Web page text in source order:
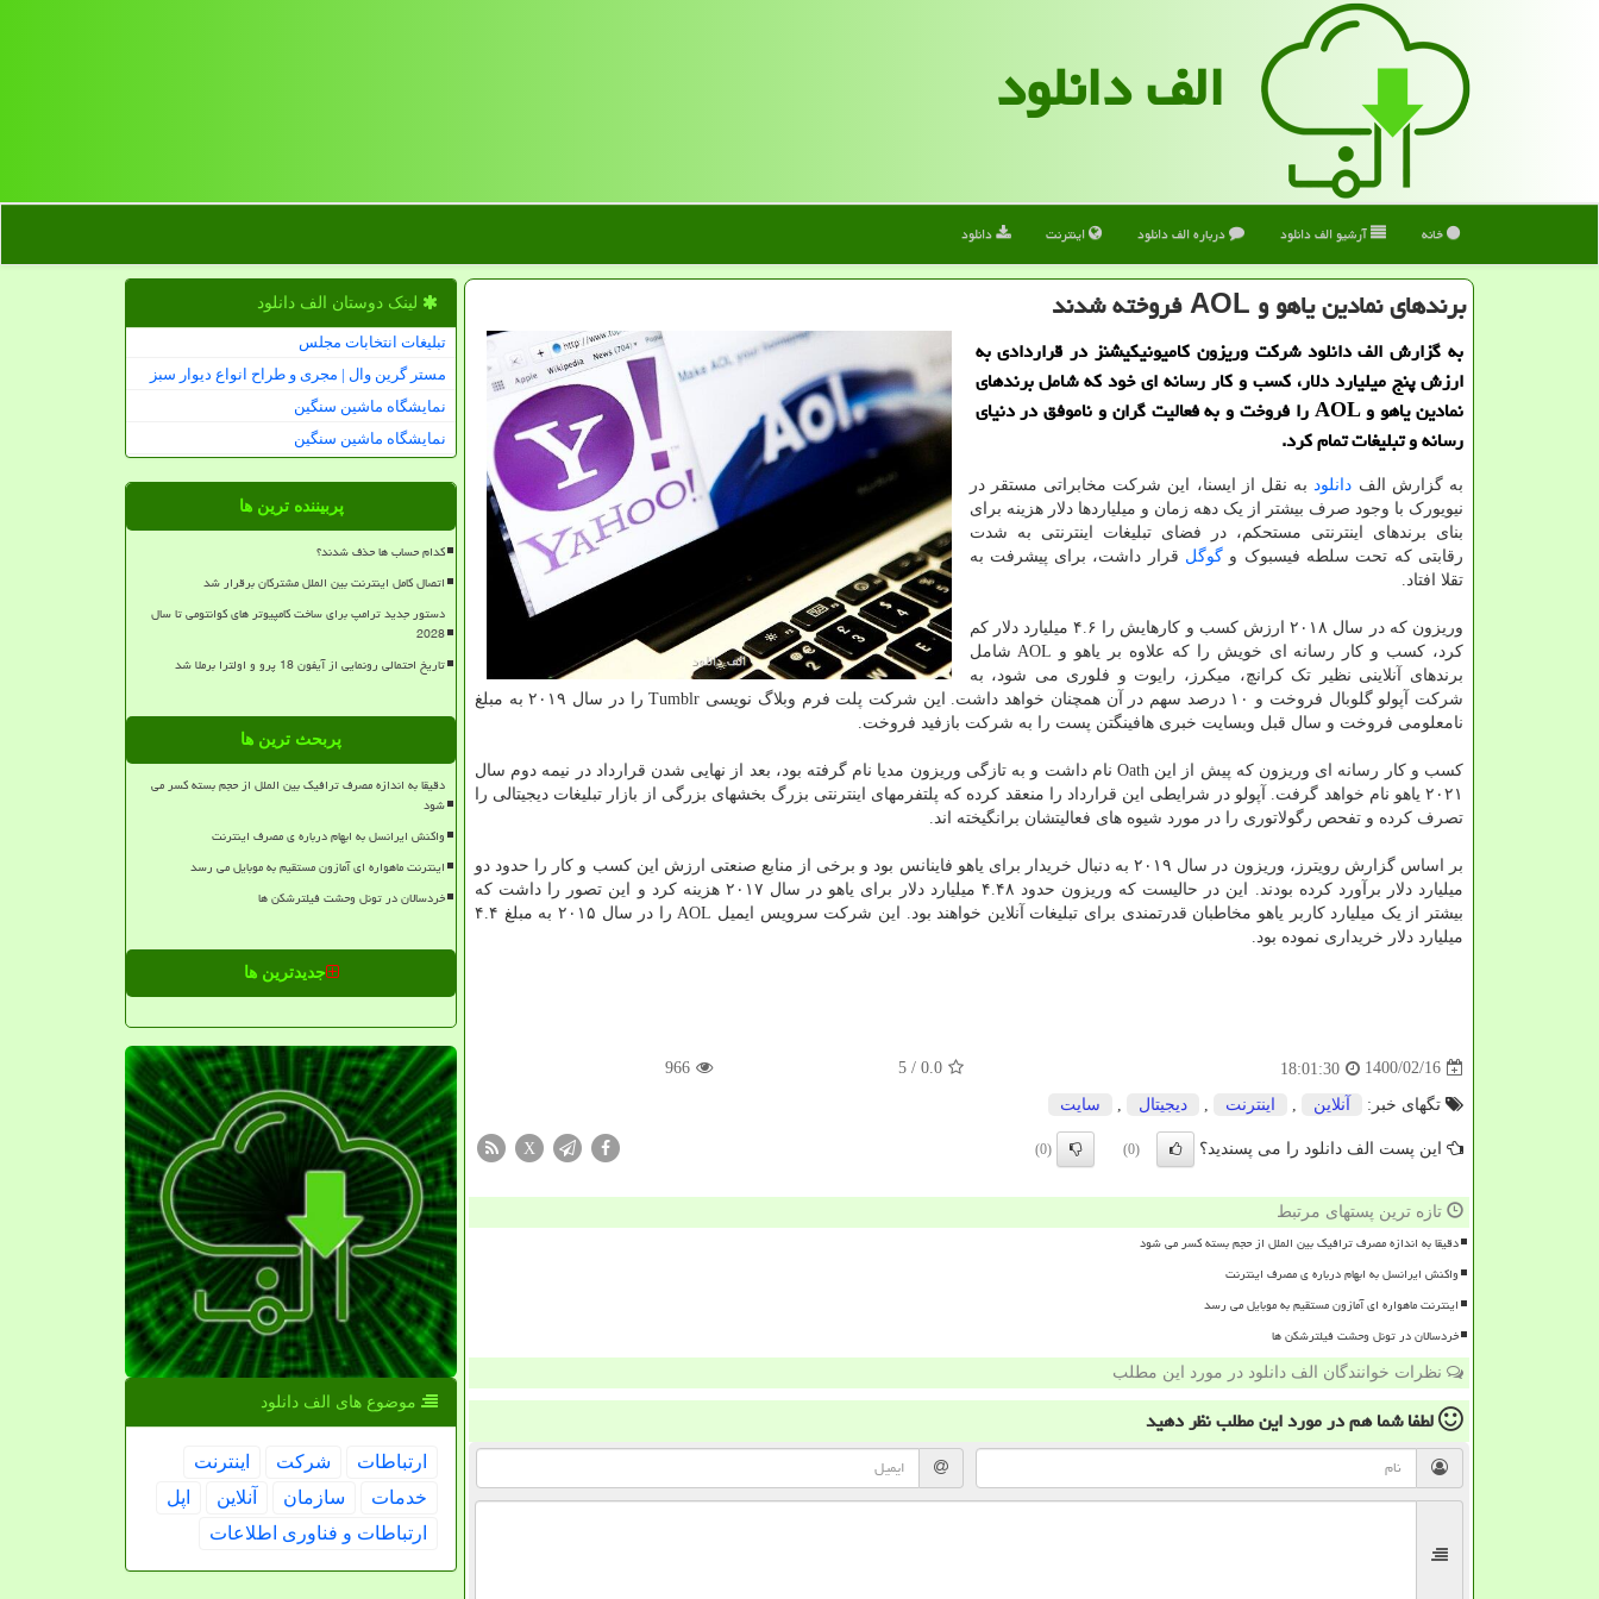
الف دانلود
خانه آرشیو الف دانلود درباره الف دانلود اینترنت دانلود
برندهای نمادین یاهو و AOL فروخته شدند
به گزارش الف دانلود شرکت وریزون کامیونیکیشنز در قراردادی به
ارزش پنج میلیارد دلار، کسب و کار رسانه ای خود که شامل برندهای
نمادین یاهو و AOL را فروخت و به فعالیت گران و ناموفق در دنیای
رسانه و تبلیغات تمام کرد.
به گزارش الف دانلودبه نقل از ایسنا، این شرکت مخابراتی مستقر در
نیویورک با وجود صرف بیشتر از یک دهه زمان و میلیاردها دلار هزینه برای
بنای برندهای اینترنتی مستحکم، در فضای تبلیغات اینترنتی به شدت
رقابتی که تحت سلطه فیسبوک و گوگل قرار داشت، برای پیشرفت به
تقلا افتاد.
وریزون که در سال ۲۰۱۸ ارزش کسب و کارهایش را ۴.۶ میلیارد دلار کم
کرد، کسب و کار رسانه ای خویش را که علاوه بر یاهو و AOL شامل
برندهای آنلاینی نظیر تک کرانچ، میکرز، رایوت و فلوری می شود، به
شرکت آپولو گلوبال فروخت و ۱۰ درصد سهم در آن همچنان خواهد داشت. این شرکت پلت فرم وبلاگ نویسی Tumblr را در سال ۲۰۱۹ به مبلغ
نامعلومی فروخت و سال قبل وبسایت خبری هافینگتن پست را به شرکت بازفید فروخت.
کسب و کار رسانه ای وریزون که پیش از این Oath نام داشت و به تازگی وریزون مدیا نام گرفته بود، بعد از نهایی شدن قرارداد در نیمه دوم سال
۲۰۲۱ یاهو نام خواهد گرفت. آپولو در شرایطی این قرارداد را منعقد کرده که پلتفرمهای اینترنتی بزرگ بخشهای بزرگی از بازار تبلیغات دیجیتالی را
تصرف کرده و تفحص رگولاتوری را در مورد شیوه های فعالیتشان برانگیخته اند.
بر اساس گزارش رویترز، وریزون در سال ۲۰۱۹ به دنبال خریدار برای یاهو فاینانس بود و برخی از منابع صنعتی ارزش این کسب و کار را حدود دو
میلیارد دلار برآورد کرده بودند. این در حالیست که وریزون حدود ۴.۴۸ میلیارد دلار برای یاهو در سال ۲۰۱۷ هزینه کرد و این تصور را داشت که
بیشتر از یک میلیارد کاربر یاهو مخاطبان قدرتمندی برای تبلیغات آنلاین خواهند بود. این شرکت سرویس ایمیل AOL را در سال ۲۰۱۵ به مبلغ ۴.۴
میلیارد دلار خریداری نموده بود.
1400/02/16
18:01:30
0.0
/ 5
966
تگهای خبر: آنلاین اینترنت دیجیتال سایت
این پست الف دانلود را می پسندید؟ (0)
(0)
X
تازه ترین پستهای مرتبط
دقیقا به اندازه مصرف ترافیک بین الملل از حجم بسته کسر می شود
واکنش ایرانسل به ابهام درباره ی مصرف اینترنت
اینترنت ماهواره ای آمازون مستقیم به موبایل می رسد
خردسالان در تونل وحشت فیلترشکن ها
نظرات خوانندگان الف دانلود در مورد این مطلب
لطفا شما همدر مورد این مطلبنظر دهید
لینک دوستان الف دانلود
تبلیغات انتخابات مجلس
مستر گرین وال | مجری و طراح انواع دیوار سبز
نمایشگاه ماشین سنگین
نمایشگاه ماشین سنگین
پربیننده ترین ها
کدام حساب ها حذف شدند؟
اتصال کامل اینترنت بین الملل مشترکان برقرار شد
دستور جدید ترامپ برای ساخت کامپیوتر های کوانتومی تا سال
2028
تاریخ احتمالی رونمایی از آیفون 18 پرو و اولترا برملا شد
پربحث ترین ها
دقیقا به اندازه مصرف ترافیک بین الملل از حجم بسته کسر می
شود
واکنش ایرانسل به ابهام درباره ی مصرف اینترنت
اینترنت ماهواره ای آمازون مستقیم به موبایل می رسد
خردسالان در تونل وحشت فیلترشکن ها
جدیدترین ها
موضوع های الف دانلود
ارتباطات شركت
اینترنت
خدمات
سازمان آنلاین
اپل
ارتباطات و فناوری اطلاعات